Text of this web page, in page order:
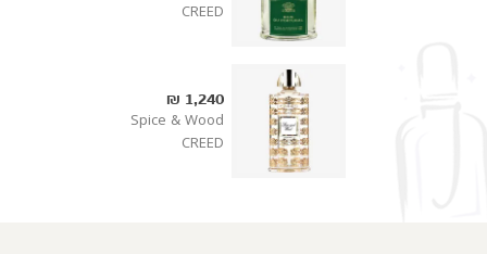
CREED
1,240 ₪
Spice & Wood
CREED